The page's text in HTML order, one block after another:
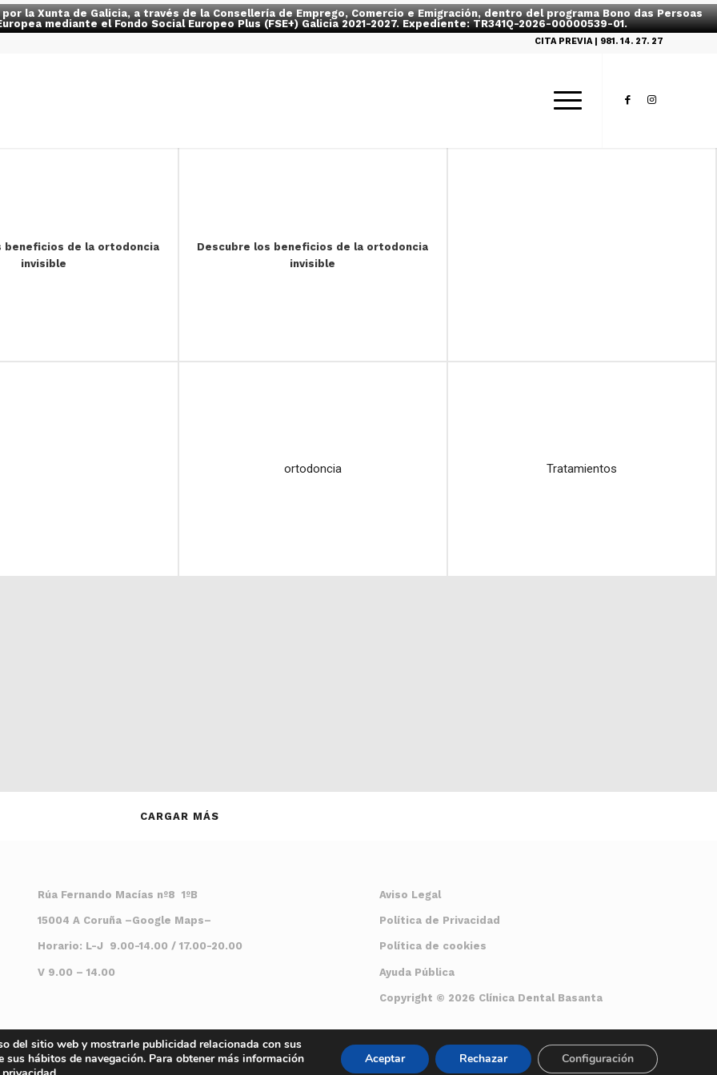
la Xunta de Galicia, a través de la Consellería de Emprego, Comercio e Emigración, dentro del programa Bono das Persoas
mediante el Fondo Social Europeo Plus (FSE+) Galicia 2021-2027. Expediente: TR341Q-2026-00000539-01.
CITA PREVIA | 981. 14. 27. 27
beneficios de la ortodoncia
invisible
Descubre los beneficios de la ortodoncia
invisible
ortodoncia Tratamientos
CARGAR MÁS
Rúa Fernando Macías nº8 1ºB
15004 A Coruña –Google Maps–
Horario: L-J 9.00-14.00 / 17.00-20.00
V 9.00 – 14.00
Aviso Legal
Política de Privacidad
Política de cookies
Ayuda Pública
Copyright © 2026 Clínica Dental Basanta
del sitio web y mostrarle publicidad relacionada con sus
hábitos de navegación. Para obtener más información
Aceptar Rechazar Configuración